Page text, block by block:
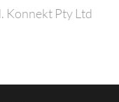
Konnekt Pty Ltd